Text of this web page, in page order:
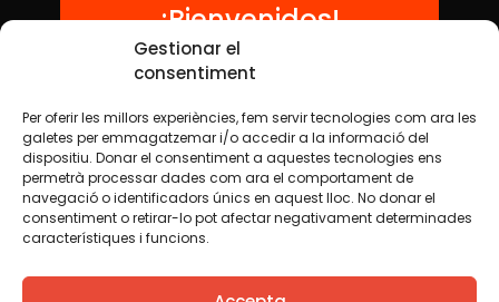
Gestionar el
consentiment
Per oferir les millors experiències, fem servir tecnologies com ara les
galetes per emmagatzemar i/o accedir a la informació del
dispositiu. Donar el consentiment a aquestes tecnologies ens
permetrà processar dades com ara el comportament de
navegació o identificadors únics en aquest lloc. No donar el
consentiment o retirar-lo pot afectar negativament determinades
característiques i funcions.
Redes sociales
TWT YTB IG FB IN
Aviso legalPolítica de cookies
Creemos que el conocimiento debe compartirse. Por eso
¡Bienvenidos!